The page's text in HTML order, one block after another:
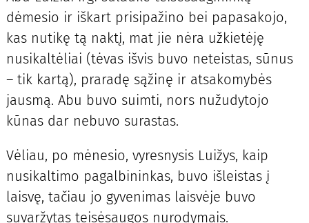
dėmesio ir iškart prisipažino bei papasakojo,
kas nutikę tą naktį, mat jie nėra užkietėję
nusikaltėliai (tėvas išvis buvo neteistas, sūnus
– tik kartą), praradę sąžinę ir atsakomybės
jausmą. Abu buvo suimti, nors nužudytojo
kūnas dar nebuvo surastas.
Vėliau, po mėnesio, vyresnysis Luižys, kaip
nusikaltimo pagalbininkas, buvo išleistas į
laisvę, tačiau jo gyvenimas laisvėje buvo
suvaržytas teisėsaugos nurodymais.